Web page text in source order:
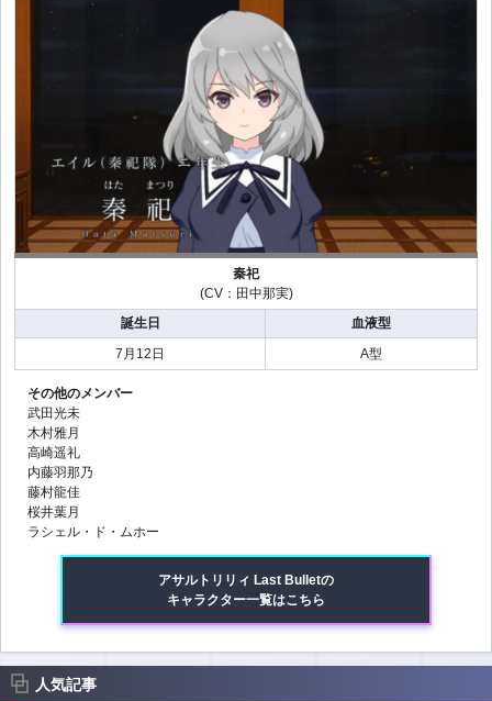
秦祀
(CV：田中那実)
誕生日
血液型
7月12日
A型
その他のメンバー
武田光未
木村雅月
高崎遥礼
内藤羽那乃
藤村龍佳
桜井葉月
ラシェル・ド・ムホー
アサルトリリィ Last Bulletの
キャラクター一覧はこちら
人気記事